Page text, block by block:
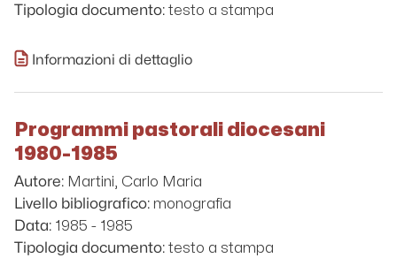
Tipologia documento: testo a stampa
Informazioni di dettaglio
Programmi pastorali diocesani
1980-1985
Autore: Martini, Carlo Maria
Livello bibliografico: monografia
Data: 1985 - 1985
Tipologia documento: testo a stampa